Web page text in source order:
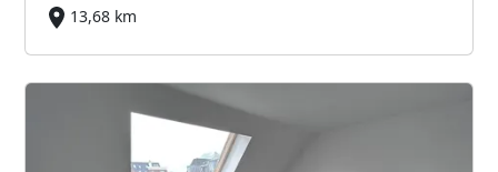
13,68 km